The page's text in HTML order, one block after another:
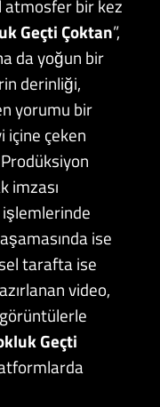
atmosfer bir kez
Geçti Çoktan”,
da yoğun bir
derinliği,
yorumu bir
içine çeken
imzası
işlemlerinde
ise
tarafta ise
video,
Geçti